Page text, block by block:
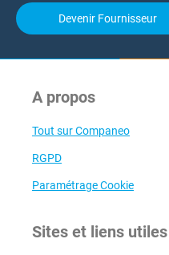
Devenir Fournisseur
A propos
Tout sur Companeo
RGPD
Paramétrage Cookie
Sites et liens utiles